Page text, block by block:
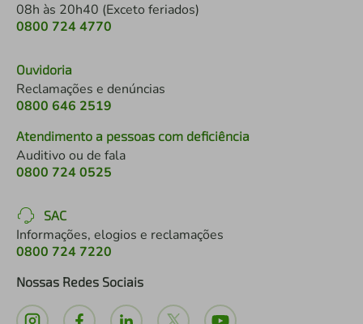
08h às 20h40 (Exceto feriados)
0800 724 4770
Ouvidoria
Reclamações e denúncias
0800 646 2519
Atendimento a pessoas com deficiência
Auditivo ou de fala
0800 724 0525
SAC
Informações, elogios e reclamações
0800 724 7220
Nossas Redes Sociais